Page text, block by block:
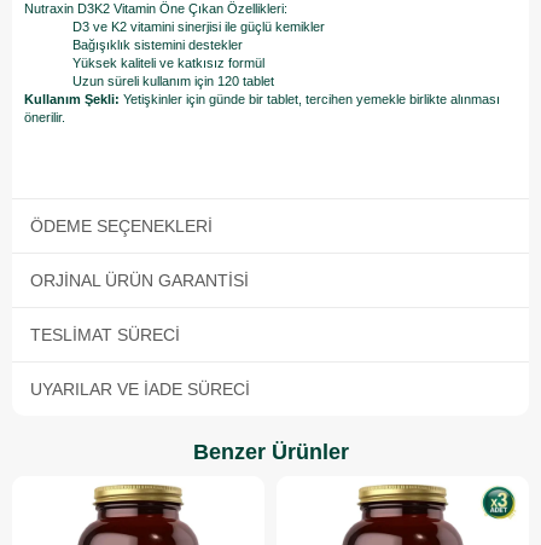
Nutraxin D3K2 Vitamin Öne Çıkan Özellikleri:
D3 ve K2 vitamini sinerjisi ile güçlü kemikler
Bağışıklık sistemini destekler
Yüksek kaliteli ve katkısız formül
Uzun süreli kullanım için 120 tablet
Kullanım Şekli: Yetişkinler için günde bir tablet, tercihen yemekle birlikte alınması
önerilir.
ÖDEME SEÇENEKLERI
ORJINAL ÜRÜN GARANTISI
TESLIMAT SÜRECI
UYARILAR VE İADE SÜRECI
Benzer Ürünler